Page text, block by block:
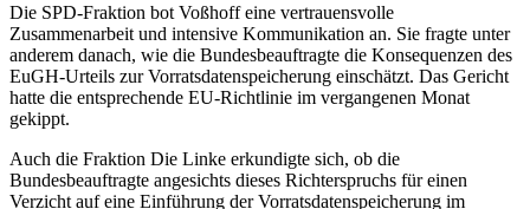
Die SPD-Fraktion bot Voßhoff eine vertrauensvolle
Zusammenarbeit und intensive Kommunikation an. Sie fragte unter
anderem danach, wie die Bundesbeauftragte die Konsequenzen des
EuGH-Urteils zur Vorratsdatenspeicherung einschätzt. Das Gericht
hatte die entsprechende EU-Richtlinie im vergangenen Monat
gekippt.
Auch die Fraktion Die Linke erkundigte sich, ob die
Bundesbeauftragte angesichts dieses Richterspruchs für einen
Verzicht auf eine Einführung der Vorratsdatenspeicherung im